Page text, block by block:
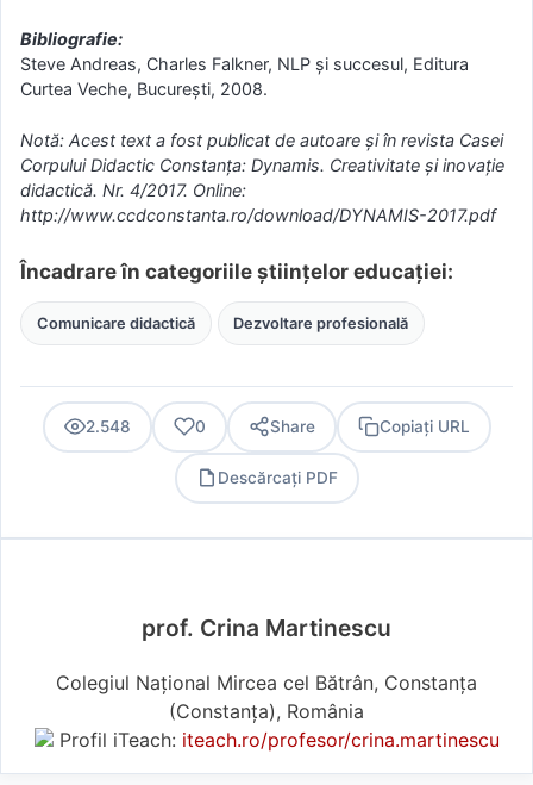
Bibliografie:
Steve Andreas, Charles Falkner, NLP și succesul, Editura
Curtea Veche, București, 2008.
Notă: Acest text a fost publicat de autoare și în revista Casei
Corpului Didactic Constanța: Dynamis. Creativitate și inovație
didactică. Nr. 4/2017. Online:
http://www.ccdconstanta.ro/download/DYNAMIS-2017.pdf
Încadrare în categoriile științelor educației:
Comunicare didactică Dezvoltare profesională
2.548 0 Share Copiați URL
Descărcați PDF
prof. Crina Martinescu
Colegiul Național Mircea cel Bătrân, Constanța
(Constanţa), România
Profil iTeach: iteach.ro/profesor/crina.martinescu